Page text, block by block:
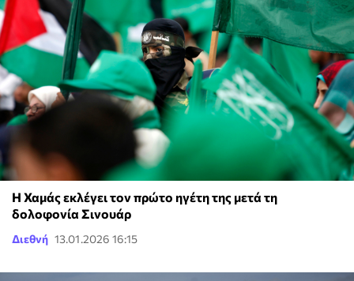
Η Χαμάς εκλέγει τον πρώτο ηγέτη της μετά τη
δολοφονία Σινουάρ
Διεθνή 13.01.2026 16:15